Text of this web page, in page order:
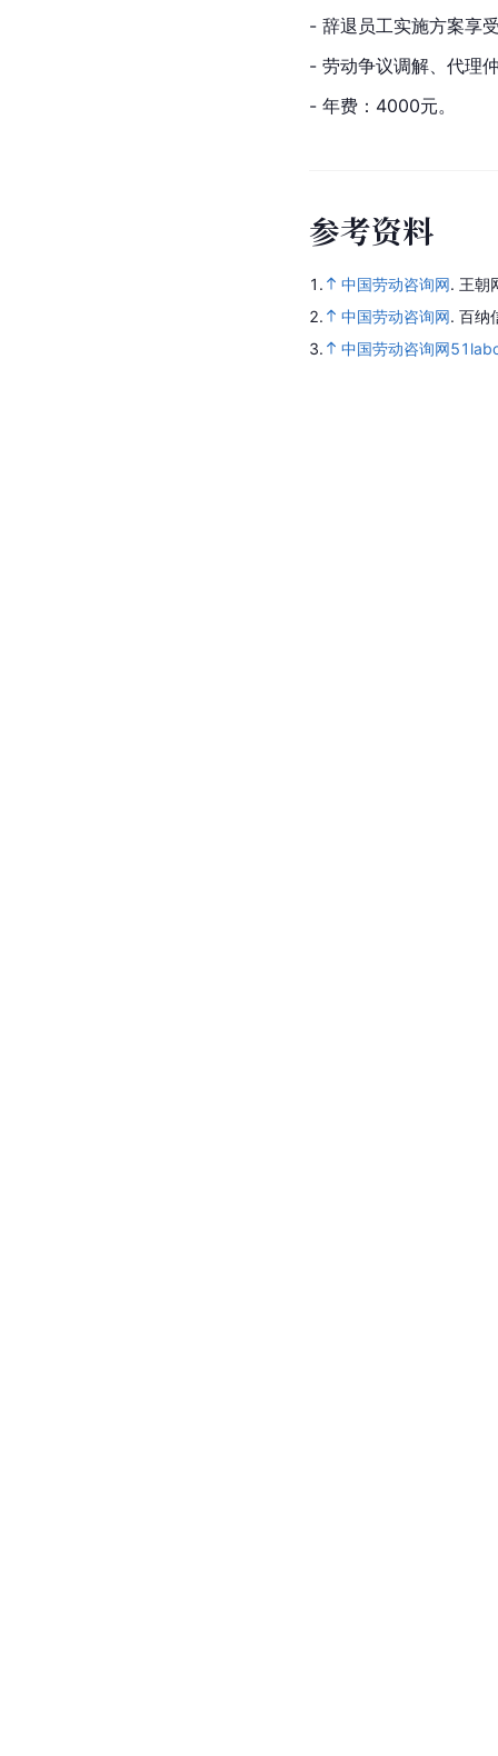
- 辞退员工实施方案享
- 劳动争议调解、代理
- 年费：4000元。
参考资料
1. 中国劳动咨询网. 王朝
2.
中国劳动咨询网. 百纳
3.
中国劳动咨询网